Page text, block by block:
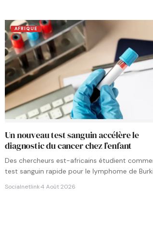
AFRIQUE
Un nouveau test sanguin accélère le
diagnostic du cancer chez l’enfant
Des chercheurs est-africains étudient
test sanguin rapide pour le lymphome de
Socialnetlink·4 Août 2026